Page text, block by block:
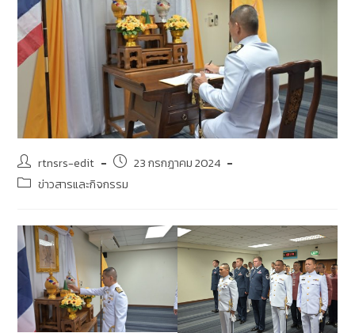
rtnsrs-edit
23 กรกฎาคม 2024
ข่าวสารและกิจกรรม